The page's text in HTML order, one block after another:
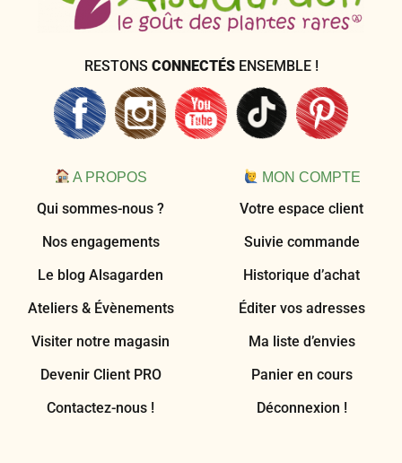
RESTONS CONNECTÉS ENSEMBLE !
A PROPOS
Qui sommes-nous ?
Nos engagements
Le blog Alsagarden
Ateliers & Évènements
Visiter notre magasin
Devenir Client PRO
Contactez-nous !
MON COMPTE
Votre espace client
Suivie commande
Historique d’achat
Éditer vos adresses
Ma liste d’envies
Panier en cours
Déconnexion !